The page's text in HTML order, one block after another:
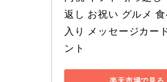
返し お祝い グルメ
入り メッセージカー
ント